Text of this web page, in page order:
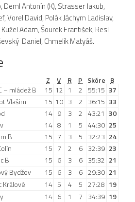
Deml Antonín (K), Strasser Jakub,
Vorel David, Polák Jáchym Ladislav,
Adam, Šourek František, Resl
Daniel, Chmelík Matyáš.
Z V R P Skóre B
– mládež B 15 12 1 2 55:15 37
Vlašim 15 10 3 2 36:15 33
14 9 3 2 43:21 30
14 8 1 5 44:30 25
B 15 7 3 5 32:23 24
15 7 2 6 32:39 23
B 15 6 3 6 35:32 21
Bydžov 15 6 3 6 29:30 21
Králové 14 5 4 5 27:28 19
14 6 1 7 34:39 19